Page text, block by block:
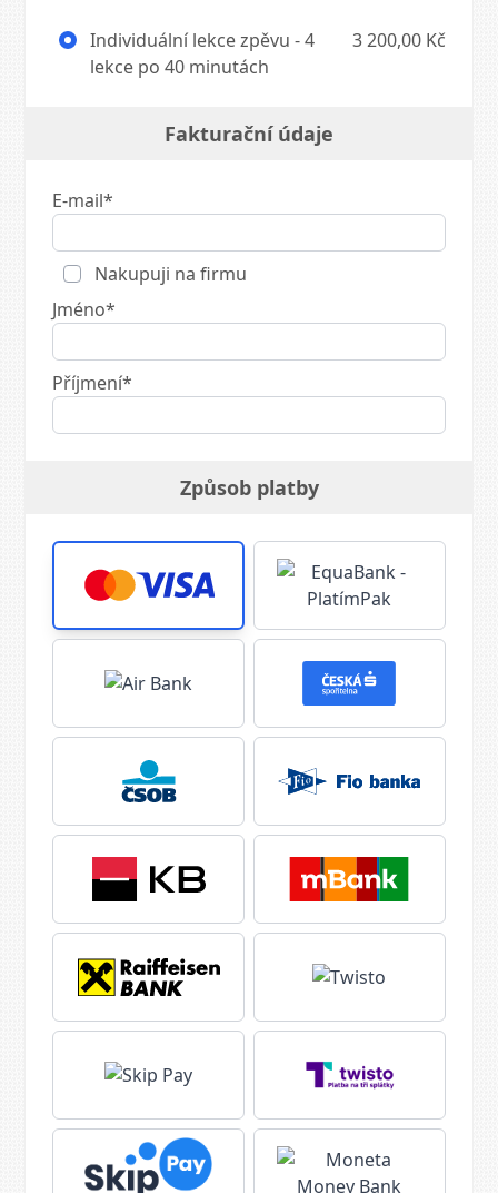
Individuální lekce zpěvu - 4
lekce po 40 minutách
3 200,00 Kč
Fakturační údaje
E-mail*
Nakupuji na firmu
Jméno*
Příjmení*
Způsob platby